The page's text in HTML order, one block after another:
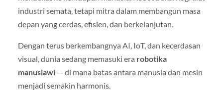
industri semata, tetapi mitra dalam membangun masa
depan yang cerdas, efisien, dan berkelanjutan.
Dengan terus berkembangnya AI, IoT, dan kecerdasan
visual, dunia sedang memasuki era robotika
manusiawi — di mana batas antara manusia dan mesin
menjadi semakin harmonis.